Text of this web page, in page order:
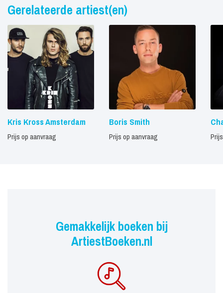
Gerelateerde artiest(en)
Kris Kross Amsterdam
Prijs op aanvraag
Boris Smith
Prijs op aanvraag
Gemakkelijk boeken bij
ArtiestBoeken.nl